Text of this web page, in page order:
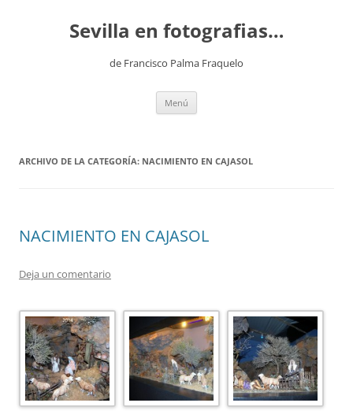
contenidoSevilla en fotografias…
de Francisco Palma Fraquelo
Menú
ARCHIVO DE LA CATEGORÍA: NACIMIENTO EN CAJASOL
NACIMIENTO EN CAJASOL
Deja un comentario